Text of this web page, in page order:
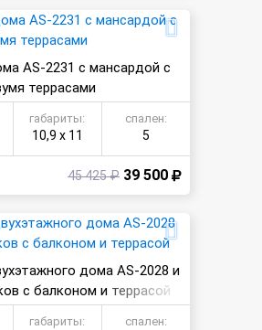
AS-2231 с мансардой с
террасами
габариты:
10,9 х 11
спален:
5
45 425 ₽ 39 500
дома AS-2028 и
с балконом и террасой
габариты: спален: